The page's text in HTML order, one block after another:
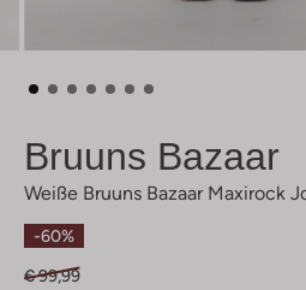
Bruuns Bazaar
Weiße Bruuns Bazaar Maxirock
-60%
€ 99,99